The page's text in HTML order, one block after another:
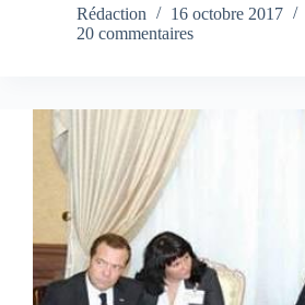
Rédaction
16 octobre 2017
20 commentaires